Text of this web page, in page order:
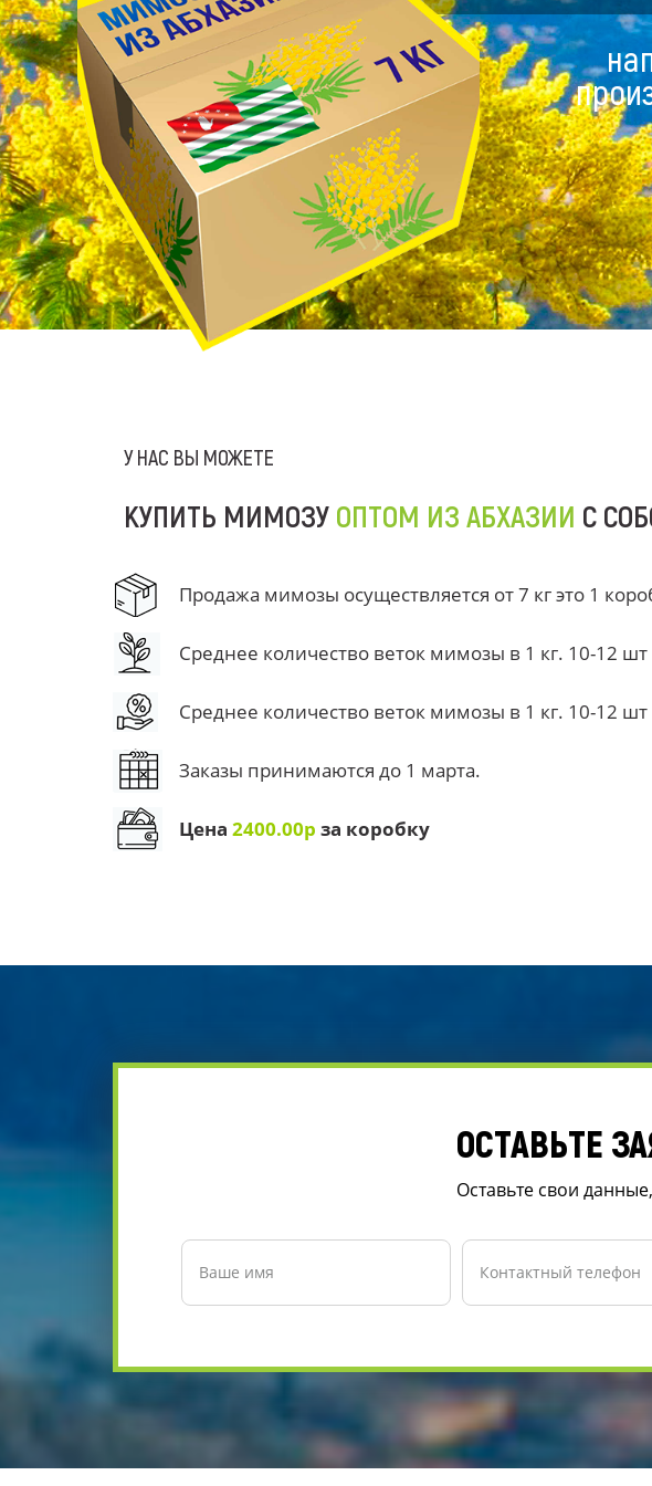
У НАС ВЫ МОЖЕТЕ
КУПИТЬ МИМОЗУ ОПТОМ ИЗ АБХАЗИИ С
Продажа мимозы осуществляется от 7 кг это 1
Среднее количество веток мимозы в 1 кг. 10-12 шт
Среднее количество веток мимозы в 1 кг. 10-12 шт
Заказы принимаются до 1 марта.
Цена 2400.00р за коробку
ОСТАВЬТЕ
Оставьте свои